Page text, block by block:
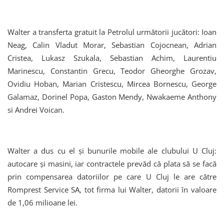
Walter a transferta gratuit la Petrolul următorii jucători: Ioan
Neag, Calin Vladut Morar, Sebastian Cojocnean, Adrian
Cristea, Lukasz Szukala, Sebastian Achim, Laurentiu
Marinescu, Constantin Grecu, Teodor Gheorghe Grozav,
Ovidiu Hoban, Marian Cristescu, Mircea Bornescu, George
Galamaz, Dorinel Popa, Gaston Mendy, Nwakaeme Anthony
si Andrei Voican.
Walter a dus cu el și bunurile mobile ale clubului U Cluj:
autocare și masini, iar contractele prevăd că plata să se facă
prin compensarea datoriilor pe care U Cluj le are către
Romprest Service SA, tot firma lui Walter, datorii în valoare
de 1,06 milioane lei.